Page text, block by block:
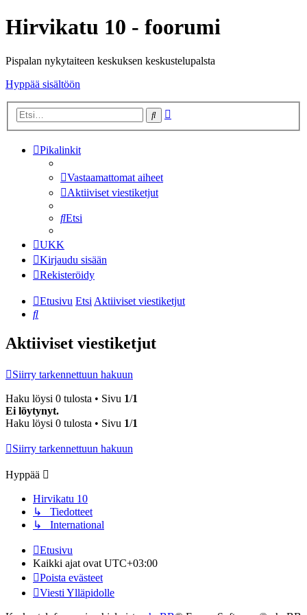
Hirvikatu 10 - foorumi
Pispalan nykytaiteen keskuksen keskustelupalsta
Hyppää sisältöön
Etsi
Pikalinkit
Vastaamattomat aiheet
Aktiiviset viestiketjut
Etsi
UKK
Kirjaudu sisään
Rekisteröidy
Etusivu EtsiAktiiviset viestiketjut
Etsi
Aktiiviset viestiketjut
Siirry tarkennettuun hakuun
Haku löysi 0 tulosta • Sivu 1/1
Ei löytynyt.
Haku löysi 0 tulosta • Sivu 1/1
Siirry tarkennettuun hakuun
Hyppää
Hirvikatu 10
↳ Tiedotteet
↳ International
Etusivu
Kaikki ajat ovat UTC+03:00
Poista evästeet
Viesti Ylläpidolle